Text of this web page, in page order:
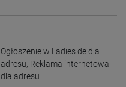
Ogłoszenie w Ladies.de dla
adresu, Reklama internetowa
dla adresu